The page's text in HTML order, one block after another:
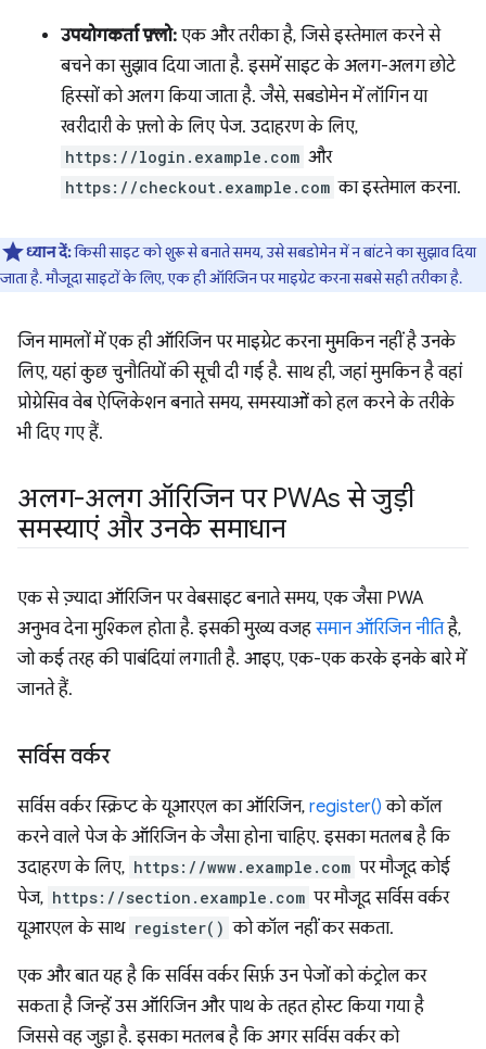
उपयोगकर्ता फ़्लो: एक और तरीका है, जिसे इस्तेमाल करने से
बचने का सुझाव दिया जाता है. इसमें साइट के अलग-अलग छोटे
हिस्सों को अलग किया जाता है. जैसे, सबडोमेन में लॉगिन या
खरीदारी के फ़्लो के लिए पेज. उदाहरण के लिए,
https://login.example.com और
https://checkout.example.com का इस्तेमाल करना.
ध्यान दें:किसी साइट को शुरू से बनाते समय, उसे सबडोमेन में न बांटने का सुझाव दिया
जाता है. मौजूदा साइटों के लिए, एक ही ऑरिजिन पर माइग्रेट करना सबसे सही तरीका है.
जिन मामलों में एक ही ऑरिजिन पर माइग्रेट करना मुमकिन नहीं है उनके
लिए, यहां कुछ चुनौतियों की सूची दी गई है. साथ ही, जहां मुमकिन है वहां
प्रोग्रेसिव वेब ऐप्लिकेशन बनाते समय, समस्याओं को हल करने के तरीके
भी दिए गए हैं.
अलग-अलग ऑरिजिन पर PWAs से जुड़ी
समस्याएं और उनके समाधान
एक से ज़्यादा ऑरिजिन पर वेबसाइट बनाते समय, एक जैसा PWA
अनुभव देना मुश्किल होता है. इसकी मुख्य वजहसमान ऑरिजिन नीतिहै,
जो कई तरह की पाबंदियां लगाती है. आइए, एक-एक करके इनके बारे में
जानते हैं.
सर्विस वर्कर
सर्विस वर्कर स्क्रिप्ट के यूआरएल का ऑरिजिन, register() को कॉल
करने वाले पेज के ऑरिजिन के जैसा होना चाहिए. इसका मतलब है कि
उदाहरण के लिए, https://www.example.com पर मौजूद कोई
पेज, https://section.example.com पर मौजूद सर्विस वर्कर
यूआरएल के साथ register() को कॉल नहीं कर सकता.
एक और बात यह है कि सर्विस वर्कर सिर्फ़ उन पेजों को कंट्रोल कर
सकता है जिन्हें उस ऑरिजिन और पाथ के तहत होस्ट किया गया है
जिससे वह जुड़ा है. इसका मतलब है कि अगर सर्विस वर्कर को